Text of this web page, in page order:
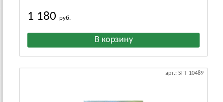
1 180 руб.
арт.: SFT 10489